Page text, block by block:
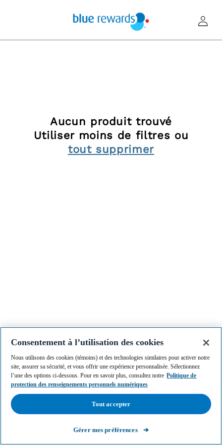
Connexion
Aucun produit trouvé
Utiliser moins de filtres ou
tout supprimer
Langue
Français
Consentement à l’utilisation des cookies
Nous utilisons des cookies (témoins) et des technologies similaires pour activer notre
site, assurer sa sécurité, et vous offrir une expérience personnalisée. Sélectionnez
l’une des options ci-dessous. Pour en savoir plus, consultez notre Politique de
protection des renseignements personnels numériques
Gérer mes préférences
Tout accepter